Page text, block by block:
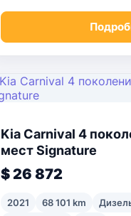
Kia Carnival 4
мест Signature
$ 26 872
2021 68 101 km